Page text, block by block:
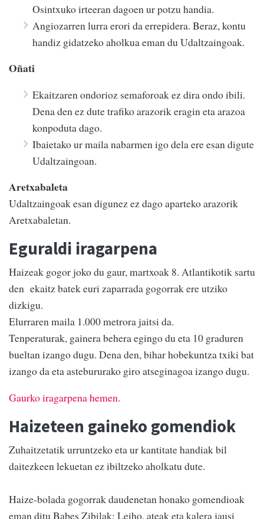
Osintxuko irteeran dagoen ur potzu handia.
Angiozarren lurra erori da errepidera. Beraz, kontu
handiz gidatzeko aholkua eman du Udaltzaingoak.
Oñati
Ekaitzaren ondorioz semaforoak ez dira ondo ibili.
Dena den ez dute trafiko arazorik eragin eta arazoa
konpoduta dago.
Ibaietako ur maila nabarmen igo dela ere esan digute
Udaltzaingoan.
Aretxabaleta
Udaltzaingoak esan digunez ez dago aparteko arazorik
Aretxabaletan.
Eguraldi iragarpena
Haizeak gogor joko du gaur, martxoak 8. Atlantikotik sartu
den ekaitz batek euri zaparrada gogorrak ere utziko
dizkigu.
Elurraren maila 1.000 metrora jaitsi da.
Tenperaturak, gainera behera egingo du eta 10 graduren
bueltan izango dugu. Dena den, bihar hobekuntza txiki bat
izango da eta astebururako giro atseginagoa izango dugu.
Gaurko iragarpena hemen.
Haizeteen gaineko gomendiok
Zuhaitzetatik urruntzeko eta ur kantitate handiak bil
daitezkeen lekuetan ez ibiltzeko aholkatu dute.
Haize-bolada gogorrak daudenetan honako gomendioak
eman ditu Babes Zibilak: Leiho, ateak eta kalera jausi